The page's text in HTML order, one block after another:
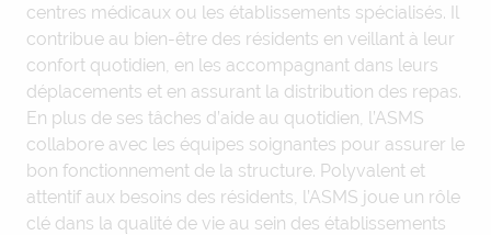
centres médicaux ou les établissements spécialisés. Il
contribue au bien-être des résidents en veillant à leur
confort quotidien, en les accompagnant dans leurs
déplacements et en assurant la distribution des repas.
En plus de ses tâches d’aide au quotidien, l’ASMS
collabore avec les équipes soignantes pour assurer le
bon fonctionnement de la structure. Polyvalent et
attentif aux besoins des résidents, l’ASMS joue un rôle
clé dans la qualité de vie au sein des établissements